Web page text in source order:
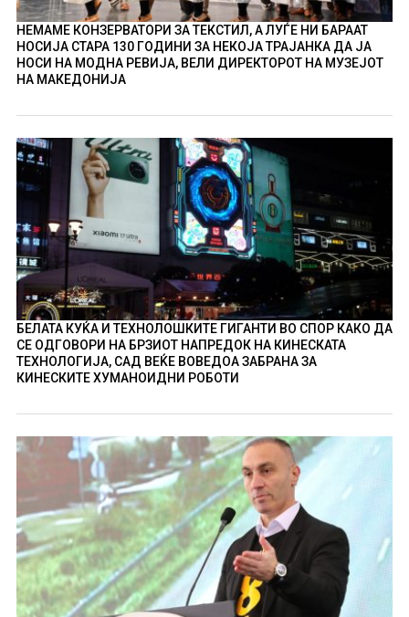
НЕМАМЕ КОНЗЕРВАТОРИ ЗА ТЕКСТИЛ, А ЛУЃЕ НИ БАРААТ
НОСИЈА СТАРА 130 ГОДИНИ ЗА НЕКОЈА ТРАЈАНКА ДА ЈА
НОСИ НА МОДНА РЕВИЈА, ВЕЛИ ДИРЕКТОРОТ НА МУЗЕЈОТ
НА МАКЕДОНИЈА
БЕЛАТА КУЌА И ТЕХНОЛОШКИТЕ ГИГАНТИ ВО СПОР КАКО ДА
СЕ ОДГОВОРИ НА БРЗИОТ НАПРЕДОК НА КИНЕСКАТА
ТЕХНОЛОГИЈА, САД ВЕЌЕ ВОВЕДОА ЗАБРАНА ЗА
КИНЕСКИТЕ ХУМАНОИДНИ РОБОТИ